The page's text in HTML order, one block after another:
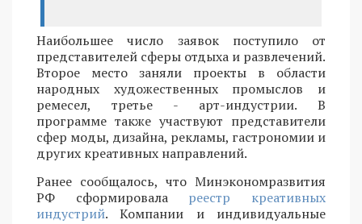
Наибольшее число заявок поступило от
представителей сферы отдыха и развлечений.
Второе место заняли проекты в области
народных художественных промыслов и
ремесел, третье - арт-индустрии. В
программе также участвуют представители
сфер моды, дизайна, рекламы, гастрономии и
других креативных направлений.
Ранее сообщалось, что Минэкономразвития
РФ сформировала реестр креативных
индустрий. Компании и индивидуальные